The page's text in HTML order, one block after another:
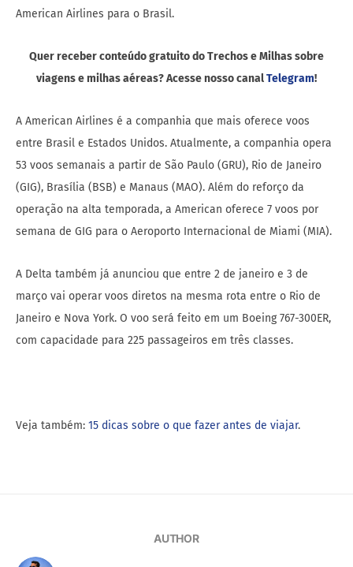
American Airlines para o Brasil.
Quer receber conteúdo gratuito do Trechos e Milhas sobre
viagens e milhas aéreas? Acesse nosso canalTelegram!
A American Airlines é a companhia que mais oferece voos
entre Brasil e Estados Unidos. Atualmente, a companhia opera
53 voos semanais a partir de São Paulo (GRU), Rio de Janeiro
(GIG), Brasília (BSB) e Manaus (MAO). Além do reforço da
operação na alta temporada, a American oferece 7 voos por
semana de GIG para o Aeroporto Internacional de Miami (MIA).
A Delta também já anunciou que entre 2 de janeiro e 3 de
março vai operar voos diretos na mesma rota entre o Rio de
Janeiro e Nova York. O voo será feito em um Boeing 767-300ER,
com capacidade para 225 passageiros em três classes.
Veja também: 15 dicas sobre o que fazer antes de viajar.
AUTHOR